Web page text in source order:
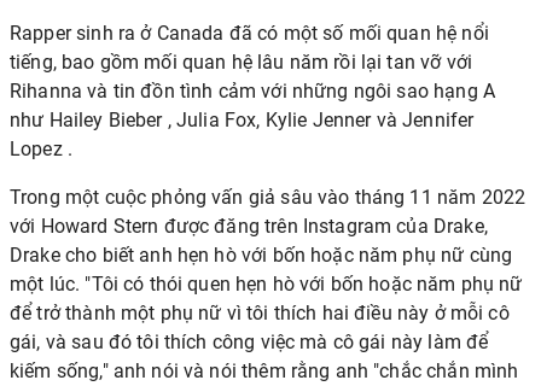
Rapper sinh ra ở Canada đã có một số mối quan hệ nổi
tiếng, bao gồm mối quan hệ lâu năm rồi lại tan vỡ với
Rihanna và tin đồn tình cảm với những ngôi sao hạng A
như Hailey Bieber, Julia Fox, Kylie JennervàJennifer
Lopez.
Trong một cuộc phỏng vấn giả sâu vào tháng 11 năm 2022
với Howard Stern được đăng trên Instagram của Drake,
Drake cho biết anh hẹn hò với bốn hoặc năm phụ nữ cùng
một lúc. "Tôi có thói quen hẹn hò với bốn hoặc năm phụ nữ
để trở thành một phụ nữ vì tôi thích hai điều này ở mỗi cô
gái, và sau đó tôi thích công việc mà cô gái này làm để
kiếm sống," anh nói và nói thêm rằng anh "chắc chắn mình